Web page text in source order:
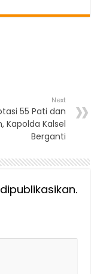
Next
55 Pati dan
Kapolda Kalsel
Berganti